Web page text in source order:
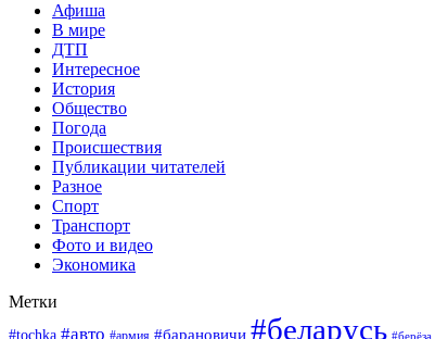
Афиша
В мире
ДТП
Интересное
История
Общество
Погода
Происшествия
Публикации читателей
Разное
Спорт
Транспорт
Фото и видео
Экономика
Метки
#tochka #авто #барановичи #беларусь #берёза